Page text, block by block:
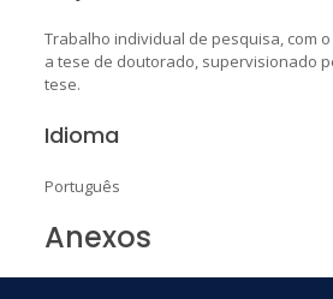
Trabalho individual de pesquisa, com
a tese de doutorado, supervisionado
tese.
Idioma
Português
Anexos